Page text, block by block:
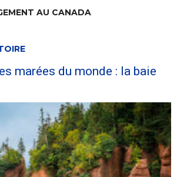
AU CANADA
marées du monde : la baie